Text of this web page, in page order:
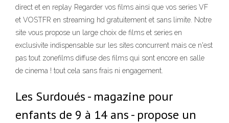
direct et en replay Regarder vos films ainsi que vos series VF
et VOSTFR en streaming hd gratuitement et sans limite. Notre
site vous propose un large choix de films et series en
exclusivite indispensable sur les sites concurrent mais ce n'est
pas tout zonefilms diffuse des films qui sont encore en salle
de cinema ! tout cela sans frais ni engagement.
Les Surdoués - magazine pour
enfants de 9 à 14 ans - propose un